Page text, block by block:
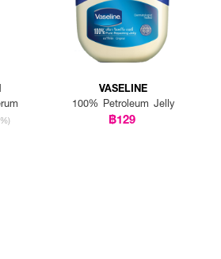
VASELINE
100% Petroleum Jelly
฿129